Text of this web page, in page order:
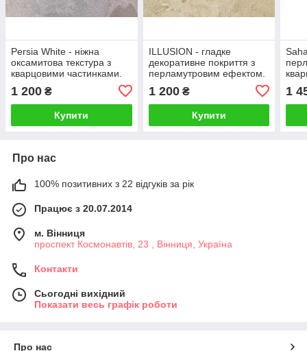
Persia White - ніжна
оксамитова текстура з
кварцовими частинками.
1 200 ₴
Купити
ILLUSION - гладке
декоративне покриття з
перламутровим ефектом.
1 200₴
Купити
1
Про нас
100% позитивних з 22 відгуків за рік
Працює з 20.07.2014
м. Вінниця
проспект Космонавтів, 23 , Вінниця, Україна
Контакти
Сьогодні вихідний
Показати весь графік роботи
Про нас